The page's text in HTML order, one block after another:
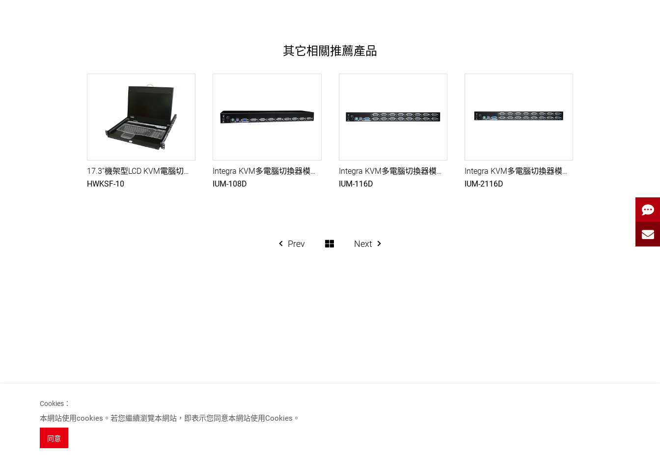
其它相關推薦產品
17.3”機架型LCD KVM電腦切換器,FHD 1080p
HWKSF-10
Integra KVM多電腦切換器模組, 8埠VGA USB KVM多電腦切換器, USB+PS2
IUM-108D
Integra KVM多電腦切換器模組, 16埠VGA USB KVM多電腦切換器, USB+PS2
IUM-116D
Integra KVM多電腦切換器模組, 16埠VGA USB KVM雙控制端電腦切換器, USB+PS2
IUM-2116D
Prev Next
Spotlights
8K 系列產品
USB 3.2 Gen 2 KVM 電腦切換器 (10Gbps)
Cookies：
本網站使用cookies。若您繼續瀏覽本網站，即表示您同意本網站使用Cookies。
同意